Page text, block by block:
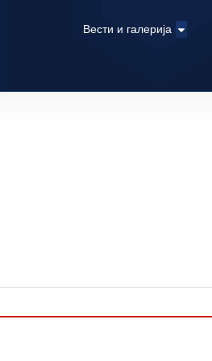
Вести и галерија